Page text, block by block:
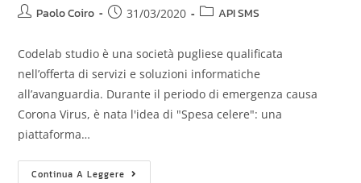
Paolo Coiro 31/03/2020 API SMS
Codelab studio è una società pugliese qualificata
nell’offerta di servizi e soluzioni informatiche
all’avanguardia. Durante il periodo di emergenza causa
Corona Virus, è nata l'idea di "Spesa celere": una
piattaforma…
Continua A Leggere